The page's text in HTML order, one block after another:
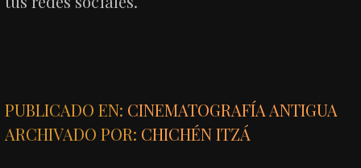
PUBLICADO EN: CINEMATOGRAFÍA ANTIGUA
ARCHIVADO POR: CHICHÉN ITZÁ